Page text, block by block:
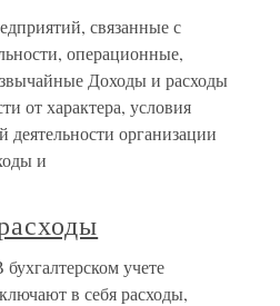
связанные с
операционные,
Доходы и расходы
от характера, условия
организации
и
учете
в себя расходы,